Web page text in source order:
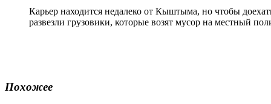
Карьер находится недалеко от Кыштыма, но чтобы
развезли грузовики, которые возят мусор на местный
Похожее